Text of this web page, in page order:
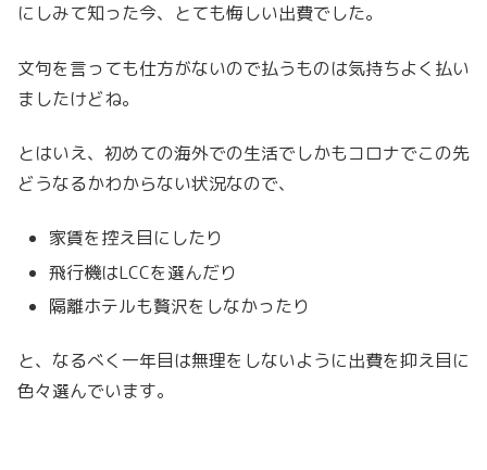
にしみて知った今、とても悔しい出費でした。
文句を言っても仕方がないので払うものは気持ちよく払い
ましたけどね。
とはいえ、初めての海外での生活でしかもコロナでこの先
どうなるかわからない状況なので、
家賃を控え目にしたり
飛行機はLCCを選んだり
隔離ホテルも贅沢をしなかったり
と、なるべく一年目は無理をしないように出費を抑え目に
色々選んでいます。